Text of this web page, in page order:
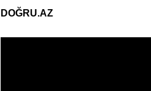
DOĞRU.AZ